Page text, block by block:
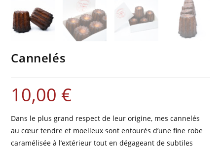
Cannelés
10,00 €
Dans le plus grand respect de leur origine, mes cannelés
au cœur tendre et moelleux sont entourés d’une fine robe
caramélisée à l’extérieur tout en dégageant de subtiles